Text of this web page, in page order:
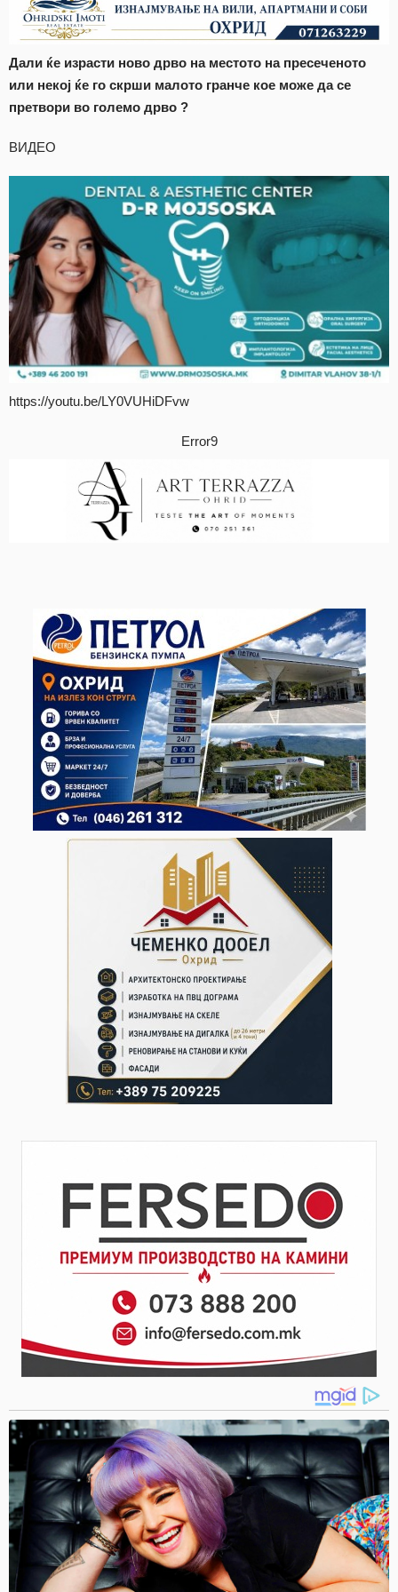
Дали ќе израсти ново дрво на местото на пресеченото
или некој ќе го скрши малото гранче кое може да се
претвори во големо дрво ?
ВИДЕО
https://youtu.be/LY0VUHiDFvw
Error9